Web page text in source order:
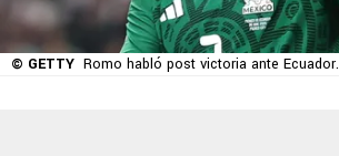
© GETTY Romo habló post victoria ante Ecuador.